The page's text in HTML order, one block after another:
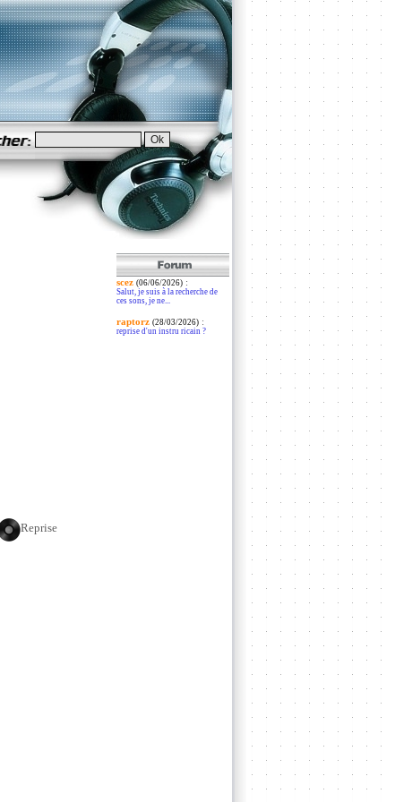
Reprise
scez (06/06/2026):
Salut, je suis à la recherche de
ces sons, je ne...
raptorz (28/03/2026):
reprise d'un instru ricain ?